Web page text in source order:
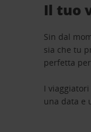
Il tuo
Sin dal
sia che tu
perfetta
I
una data e